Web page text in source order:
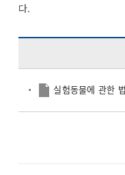
다.
실험동물에 관한